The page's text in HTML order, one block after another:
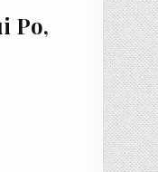
Po,